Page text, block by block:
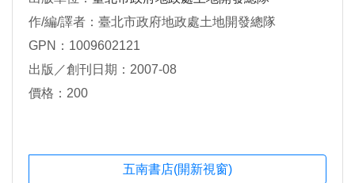
作/編/譯者：臺北市政府地政處土地開發總隊
GPN：1009602121
出版／創刊日期：2007-08
價格：200
五南書店(開新視窗)